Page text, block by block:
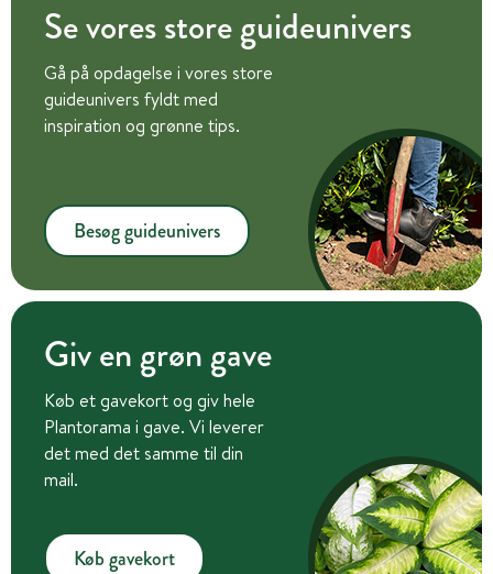
Se vores store guideunivers
Gå på opdagelse i vores store
guideunivers fyldt med
inspiration og grønne tips.
Besøg guideunivers
Giv en grøn gave
Køb et gavekort og giv hele
Plantorama i gave. Vi leverer
det med det samme til din
mail.
Køb gavekort